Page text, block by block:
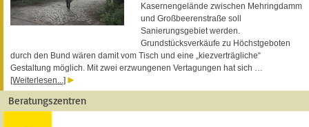
Kasernengelände zwischen Mehringdamm
und Großbeerenstraße soll
Sanierungsgebiet werden.
Grundstücksverkäufe zu Höchstgeboten
durch den Bund wären damit vom Tisch und eine „kiezverträgliche“
Gestaltung möglich. Mit zwei erzwungenen Vertagungen hat sich …
[Weiterlesen...]
Beratungszentren